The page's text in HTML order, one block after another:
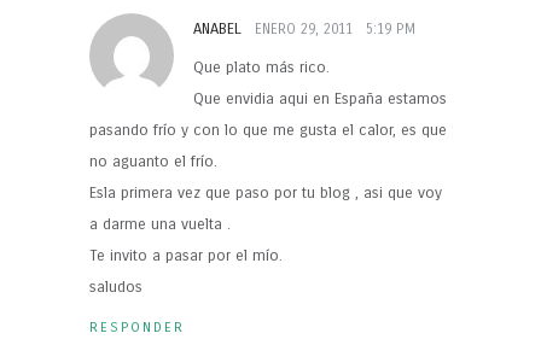
ANABEL ENERO 29, 2011 5:19 PM
Que plato más rico.
Que envidia aqui en España estamos
pasando frío y con lo que me gusta el calor, es que
no aguanto el frío.
Esla primera vez que paso por tu blog , asi que voy
a darme una vuelta .
Te invito a pasar por el mío.
saludos
RESPONDER